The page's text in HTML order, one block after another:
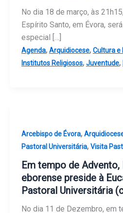
No dia 18 de março, às
Espírito Santo, em Évora,
especial […]
Agenda, Arquidiocese, Cultura e
Institutos Religiosos, Juventude,
Arcebispo de Évora,
Pastoral Universitária, Visita
Em tempo de Advento,
eborense preside à
Pastoral Universitária
No dia 11 de Dezembro, em